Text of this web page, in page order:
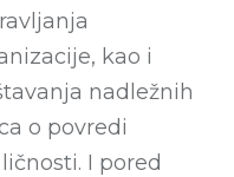
kao i
nadležnih
o povredi
I pored